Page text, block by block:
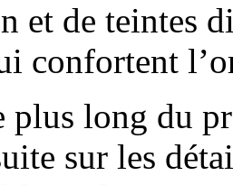
et de teintes
confortent
plus long du
sur les